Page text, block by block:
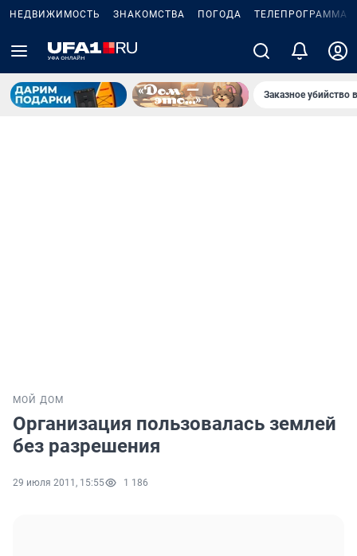
НЕДВИЖИМОСТЬ ЗНАКОМСТВА ПОГОДА ТЕЛЕПРОГРАММА
Заказное убийство
МОЙ ДОМ
Организация пользовалась землей
без разрешения
29 июля 2011, 15:55 1 186